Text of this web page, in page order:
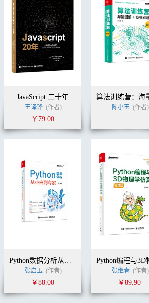
JavaScript 二十年
王译锋 (作者)
￥79.00
陈小玉 (作者)
Python数据分析从小白到专家
张启玉 (作者)
￥88.00
张继春 (作者)
￥89.90